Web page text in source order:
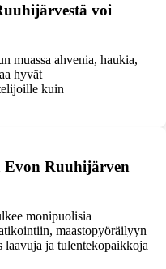
voi
muassa ahvenia, haukia,
hyvät
kuin
Evon Ruuhijärven
monipuolisia
maastopyöräilyyn
ja tulentekopaikkoja